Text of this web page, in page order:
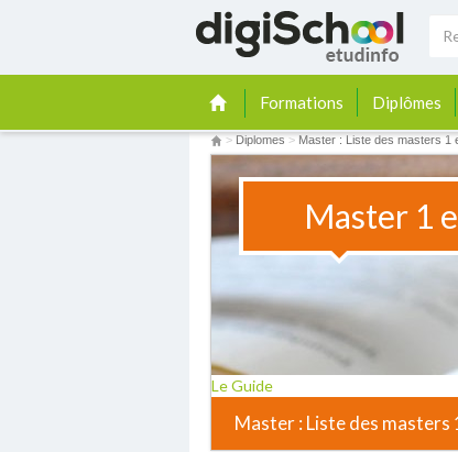
Formations Diplômes
> Diplomes > Master : Liste des masters 1
Master 1
Le Guide
Master : Liste des masters